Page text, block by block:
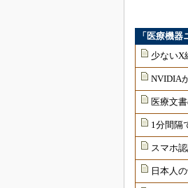
「医療機
少ないX
NVIDIA
医療文
1分間隔
スマホ
日本人